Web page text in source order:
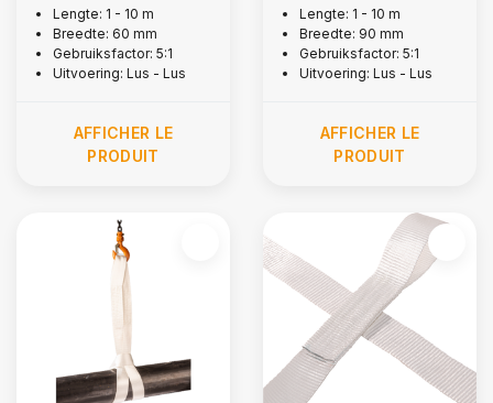
unique, 1,5 tonne
Lengte: 1 - 10 m
Breedte: 60 mm
Gebruiksfactor: 5:1
Uitvoering: Lus - Lus
AFFICHER LE
PRODUIT
unique, 2 tonne
Lengte: 1 - 10 m
Breedte: 90 mm
Gebruiksfactor: 5:1
Uitvoering: Lus - Lus
AFFICHER LE
PRODUIT